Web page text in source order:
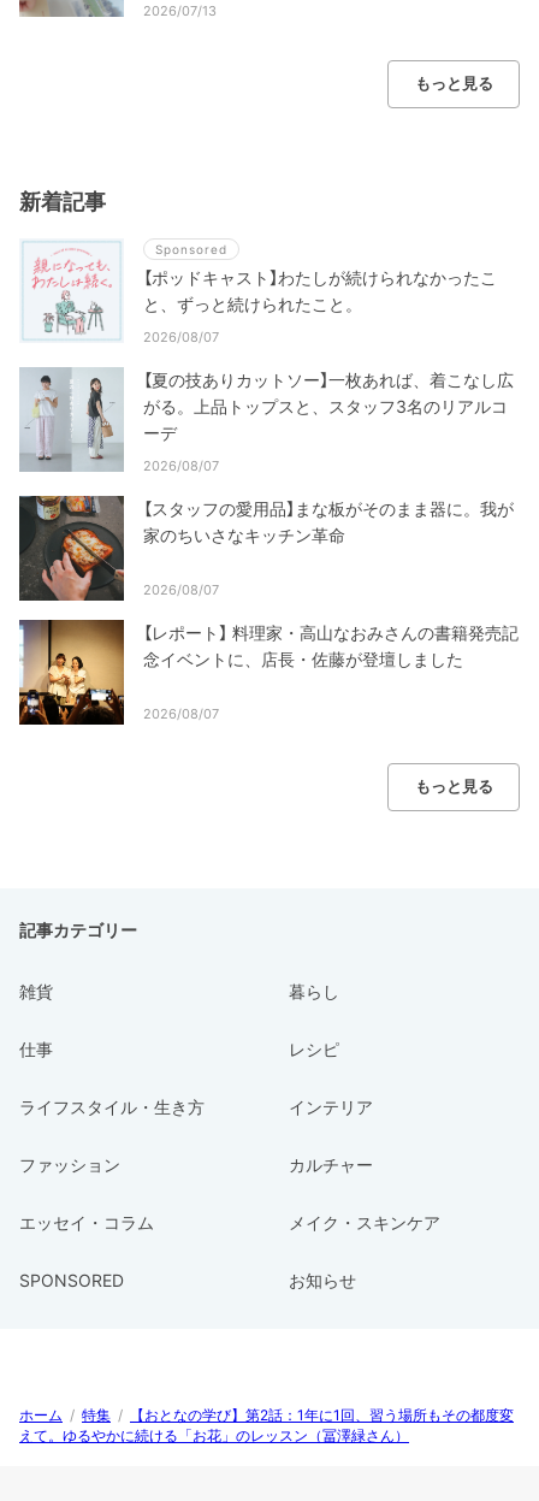
2026/07/13
もっと見る
新着記事
Sponsored
【ポッドキャスト】わたしが続けられなかったこ
と、ずっと続けられたこと。
2026/08/07
【夏の技ありカットソー】一枚あれば、着こなし広
がる。上品トップスと、スタッフ3名のリアルコ
ーデ
2026/08/07
【スタッフの愛用品】まな板がそのまま器に。我が
家のちいさなキッチン革命
2026/08/07
【レポート】 料理家・高山なおみさんの書籍発売記
念イベントに、店長・佐藤が登壇しました
2026/08/07
もっと見る
記事カテゴリー
雑貨 暮らし
仕事 レシピ
ライフスタイル・生き方 インテリア
ファッション カルチャー
エッセイ・コラム メイク・スキンケア
SPONSORED お知らせ
ホーム / 特集 /
【おとなの学び】第2話：1年に1回、習う場所もその都度変
えて。ゆるやかに続ける「お花」のレッスン（冨澤緑さん）